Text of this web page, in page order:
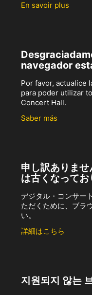
En savoir plus
navegador
Por favor, actualice
para poder utilizar
Concert Hall.
Saber más
申し訳ありま
は古くなってお
デジタル・コンサー
ただくために、ブラ
い。
詳細はこちら
지원되지 않는